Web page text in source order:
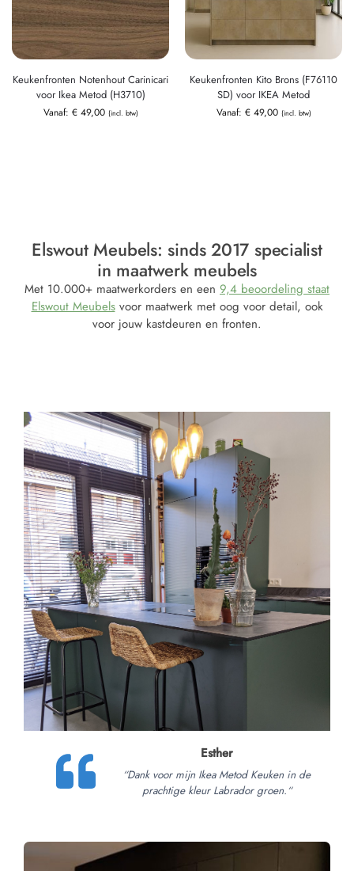
Keukenfronten Notenhout Carinicari
voor Ikea Metod (H3710)
Vanaf: €49,00 (incl. btw)
Keukenfronten Kito Brons (F76110
SD) voor IKEA Metod
Vanaf: €49,00 (incl. btw)
Elswout Meubels: sinds 2017 specialist
in maatwerk meubels
Met 10.000+ maatwerkorders en een 9,4 beoordeling staat
Elswout Meubelsvoor maatwerk met oog voor detail, ook
voor jouw kastdeuren en fronten.
Esther
“Dank voor mijn Ikea Metod Keuken in de
prachtige kleur Labrador groen.“